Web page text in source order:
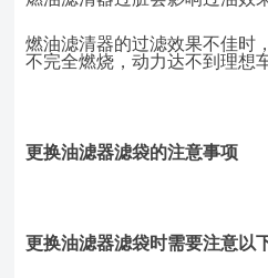
燃油滤清器的过滤效果不佳时
不完全燃烧，动力达不到理想
更换油滤器滤袋的注意事项
更换油滤器滤袋时需要注意以